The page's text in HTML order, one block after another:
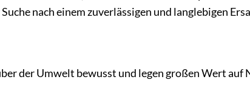
nach einem zuverlässigen und langlebigen
der Umwelt bewusst und legen großen Wert